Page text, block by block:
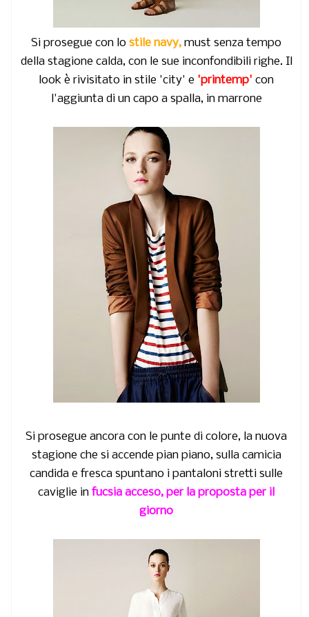
Si prosegue con lo stile navy, must senza tempo
della stagione calda, con le sue inconfondibili righe. Il
look è rivisitato in stile 'city' e 'printemp' con
l'aggiunta di un capo a spalla, in marrone
Si prosegue ancora con le punte di colore, la nuova
stagione che si accende pian piano, sulla camicia
candida e fresca spuntano i pantaloni stretti sulle
caviglie in fucsia acceso, per la proposta per il
giorno